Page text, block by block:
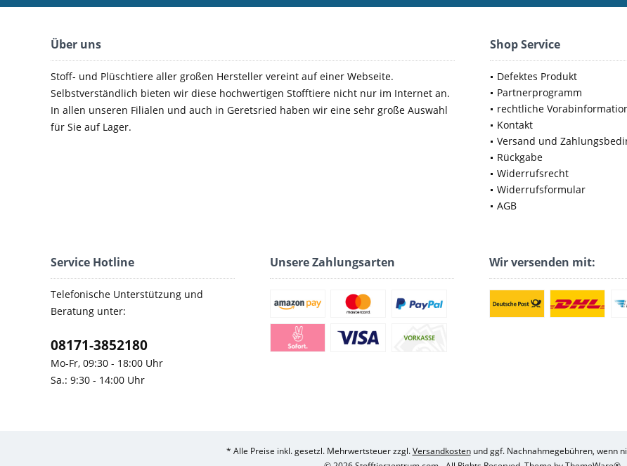
Über uns
Stoff- und Plüschtiere aller großen Hersteller vereint auf einer Webseite.
Selbstverständlich bieten wir diese hochwertigen Stofftiere nicht nur im Internet an.
In allen unseren Filialen und auch in Geretsried haben wir eine sehr große Auswahl
für Sie auf Lager.
Shop Service
Defektes Produkt
Partnerprogramm
rechtliche
Kontakt
Versand und
Rückgabe
Widerrufsrecht
Widerrufsformular
AGB
Service Hotline
Telefonische Unterstützung und
Beratung unter:
08171-3852180
Mo-Fr, 09:30 - 18:00 Uhr
Sa.: 9:30 - 14:00 Uhr
Unsere Zahlungsarten Wir versenden mit:
* Alle Preise inkl. gesetzl. Mehrwertsteuer zzgl.Versandkostenund ggf. Nachnahmegebühren, wenn